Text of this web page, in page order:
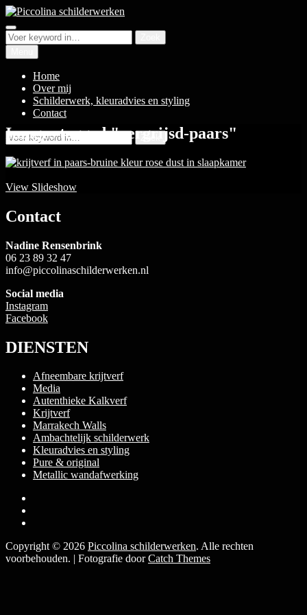
Ga
naar
de
inhoud
Piccolina schilderwerken
Luxe en bijzondere wandafwerking
Zoeken
Zoeken
naar:
Home
Over mij
Schilderwerk, kleuradvies en styling
Contact
Zoeken
naar:
Images tagged "vergrijsd-paars"
View Slideshow
Contact
Nadine Rensenbrink
06 23 89 32 47
info@piccolinaschilderwerken.nl
Social media
Instagram
Facebook
DIENSTEN
Afneembare krijtverf
Media
Autenthieke Kalkverf
Krijtverf
Marrakech Walls
Ambachtelijk schilderwerk
Kleuradvies en styling
Pure & original
Metallic wandafwerking
Copyright © 2026 Piccolina schilderwerken. Alle rechten
voorbehouden. | Fotografie doorCatch Themes